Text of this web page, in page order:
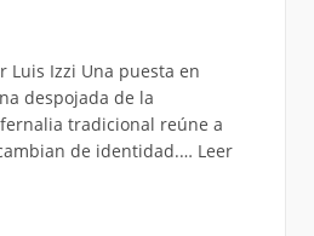
Luis Izzi Una puesta en
despojada de la
tradicional reúne a
de identidad.… Leer